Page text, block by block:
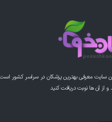
سایت معرفی بهترین پزشکان در سراسر کشور
آن ها نوبت دریافت کنید